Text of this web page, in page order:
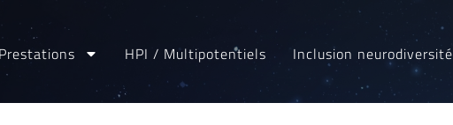
Prestations HPI / Multipotentiels Inclusion neurodiversité